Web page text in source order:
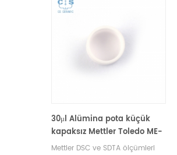
ve numune tavaları üreticisi.
pota sarf malzemesi numune
30μl Alümina pota küçük
kapaksız Mettler Toledo ME-
51140843 için kapaksız
Mettler DSC ve SDTA ölçümleri